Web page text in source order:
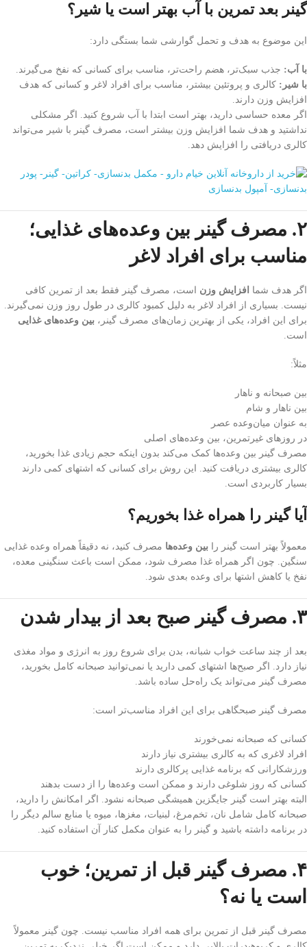
گینر بعد تمرین با آب بهتر است یا شیر؟
این موضوع به هدف و تحمل گوارشی شما بستگی دارد:
با آب: جذب سبک‌تر، هضم راحت‌تر، مناسب برای کسانی که نفخ می‌گیرند.
با شیر: کالری و پروتئین بیشتر، مناسب برای افراد لاغر و کسانی که هدف
افزایش وزن دارند.
اگر معده حساسی دارید، بهتر است ابتدا با آب شروع کنید. اگر مشکلی
نداشتید و هدف شما افزایش وزن بیشتر است، مصرف گینر با شیر می‌تواند
کالری دریافتی را افزایش دهد.
۲. مصرف گینر بین وعده‌های غذایی؛
مناسب برای افراد لاغر
اگر هدف شما افزایش وزن است، مصرف گینر فقط بعد از تمرین کافی
نیست. بسیاری از افراد لاغر به دلیل کمبود کالری در طول روز وزن نمی‌گیرند.
برای این افراد، یکی از بهترین زمان‌های مصرف گینر، بین وعده‌های غذایی
است.
مثلاً:
بین صبحانه و ناهار
بین ناهار و شام
به عنوان میان‌وعده عصر
در روزهای غیرتمرین، بین وعده‌های اصلی
مصرف گینر بین وعده‌ها کمک می‌کند بدون اینکه حجم زیادی غذا بخورید،
کالری بیشتری دریافت کنید. این روش برای کسانی که اشتهای کمی دارند
بسیار کاربردی است.
آیا گینر را همراه غذا بخوریم؟
معمولاً بهتر است گینر را بین وعده‌ها مصرف کنید، نه دقیقاً همراه وعده غذایی
سنگین. چون اگر همراه غذا مصرف شود، ممکن است باعث سنگینی معده،
نفخ یا کاهش اشتها برای وعده بعدی شود.
۳. مصرف گینر صبح بعد از بیدار شدن
بعد از چند ساعت خواب شبانه، بدن برای شروع روز به انرژی و مواد مغذی
نیاز دارد. اگر صبح‌ها اشتهای کمی دارید یا نمی‌توانید صبحانه کامل بخورید،
مصرف گینر می‌تواند یک راه‌حل ساده باشد.
مصرف گینر صبحگاهی برای این افراد مناسب‌تر است:
کسانی که صبحانه نمی‌خورند
افراد لاغری که به کالری بیشتری نیاز دارند
ورزشکارانی که برنامه غذایی پرکالری دارند
کسانی که روز شلوغی دارند و ممکن است وعده‌ها را از دست بدهند
البته بهتر است گینر جایگزین همیشگی صبحانه نشود. اگر امکانش را دارید،
صبحانه کامل شامل نان، تخم‌مرغ، لبنیات، مغزها، میوه یا منابع سالم دیگر را
در برنامه داشته باشید و گینر را به عنوان مکمل کنار آن استفاده کنید.
۴. مصرف گینر قبل از تمرین؛ خوب
است یا نه؟
مصرف گینر قبل از تمرین برای همه افراد مناسب نیست. چون گینر معمولاً